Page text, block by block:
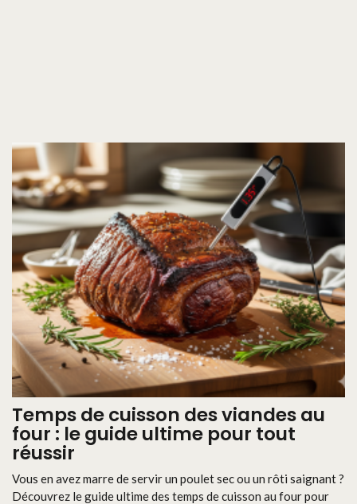
Temps de cuisson des viandes au
four : le guide ultime pour tout
réussir
Vous en avez marre de servir un poulet sec ou un rôti saignant ?
Découvrez le guide ultime des temps de cuisson au four pour